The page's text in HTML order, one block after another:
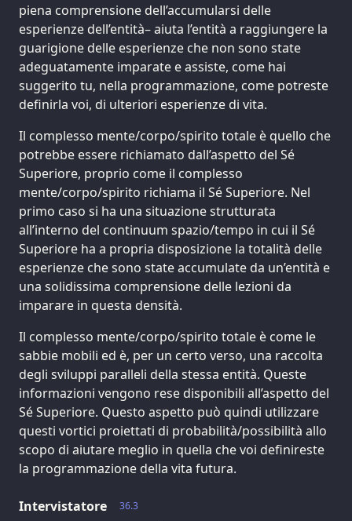
piena comprensione dell’accumularsi delle
esperienze dell’entità– aiuta l’entità a raggiungere la
guarigione delle esperienze che non sono state
adeguatamente imparate e assiste, come hai
suggerito tu, nella programmazione, come potreste
definirla voi, di ulteriori esperienze di vita.
Il complesso mente/corpo/spirito totale è quello che
potrebbe essere richiamato dall’aspetto del Sé
Superiore, proprio come il complesso
mente/corpo/spirito richiama il Sé Superiore. Nel
primo caso si ha una situazione strutturata
all’interno del continuum spazio/tempo in cui il Sé
Superiore ha a propria disposizione la totalità delle
esperienze che sono state accumulate da un’entità e
una solidissima comprensione delle lezioni da
imparare in questa densità.
Il complesso mente/corpo/spirito totale è come le
sabbie mobili ed è, per un certo verso, una raccolta
degli sviluppi paralleli della stessa entità. Queste
informazioni vengono rese disponibili all’aspetto del
Sé Superiore. Questo aspetto può quindi utilizzare
questi vortici proiettati di probabilità/possibilità allo
scopo di aiutare meglio in quella che voi definireste
la programmazione della vita futura.
36.3
Intervistatore